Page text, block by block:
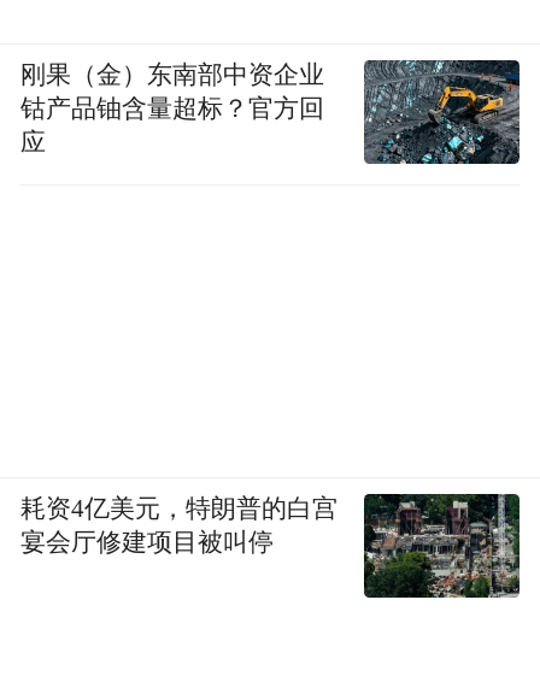
刚果（金）东南部中资企业
钴产品铀含量超标？官方回
应
耗资4亿美元，特朗普的白宫
宴会厅修建项目被叫停